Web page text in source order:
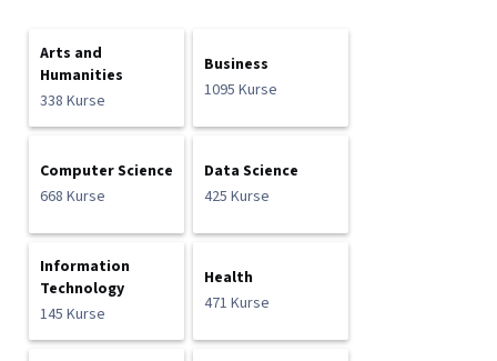
Arts and
Humanities
338 Kurse
Business
1095 Kurse
Computer Science
668 Kurse
Data Science
425 Kurse
Information
Technology
145 Kurse
Health
471 Kurse